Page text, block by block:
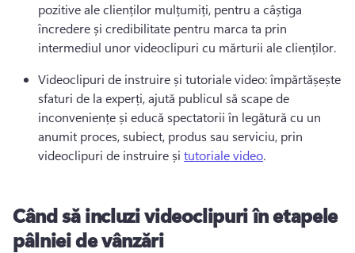
pozitive ale clienților mulțumiți, pentru a câștiga
încredere și credibilitate pentru marca ta prin
intermediul unor videoclipuri cu mărturii ale clienților.
Videoclipuri de instruire și tutoriale video: împărtășește
sfaturi de la experți, ajută publicul să scape de
inconveniențe și educă spectatorii în legătură cu un
anumit proces, subiect, produs sau serviciu, prin
videoclipuri de instruire și tutoriale video.
Când să incluzi videoclipuri în etapele
pâlniei de vânzări